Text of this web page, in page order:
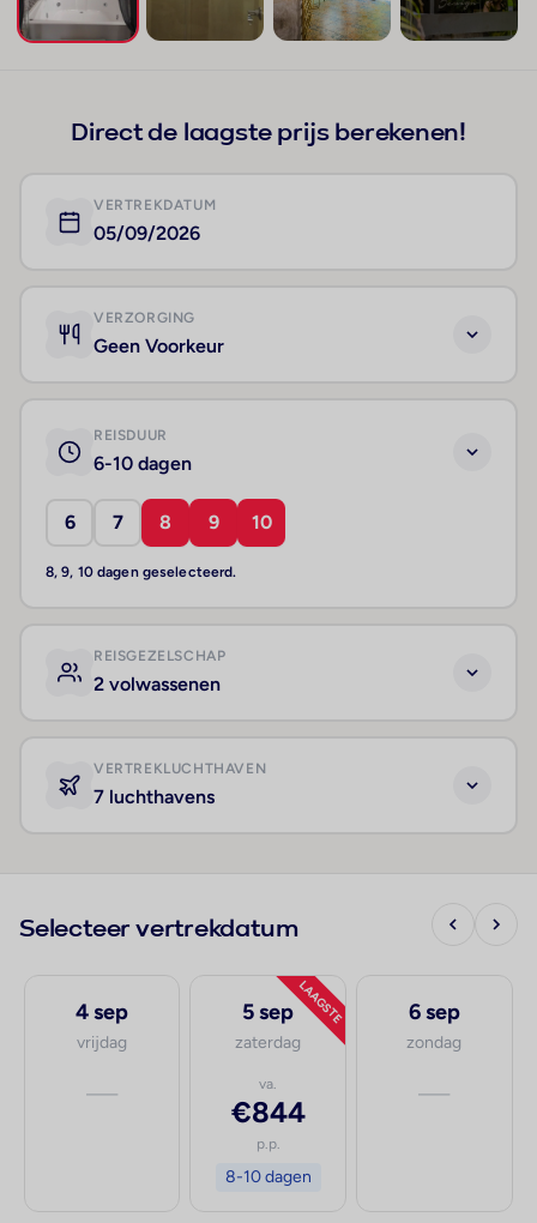
Direct de laagste prijs berekenen!
VERTREKDATUM
05/09/2026
VERZORGING
Geen Voorkeur
REISDUUR
6-10 dagen
6 7 8 9 10
8, 9, 10 dagen geselecteerd.
REISGEZELSCHAP
2 volwassenen
VERTREKLUCHTHAVEN
7 luchthavens
Selecteer vertrekdatum
4 sep
vrijdag
—
LAAGSTE
5 sep
zaterdag
va.
€844
p.p.
8-10 dagen
6 sep
zondag
—